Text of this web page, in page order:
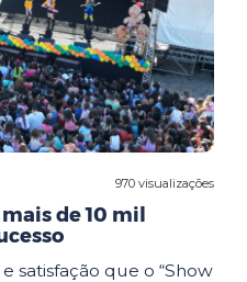
970 visualizações
de 10 mil
satisfação que o “Show